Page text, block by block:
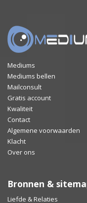
Mediums
Mediums bellen
Mailconsult
Gratis account
Kwaliteit
Contact
Algemene voorwaarden
Klacht
Over ons
Bronnen &
Liefde & Relaties